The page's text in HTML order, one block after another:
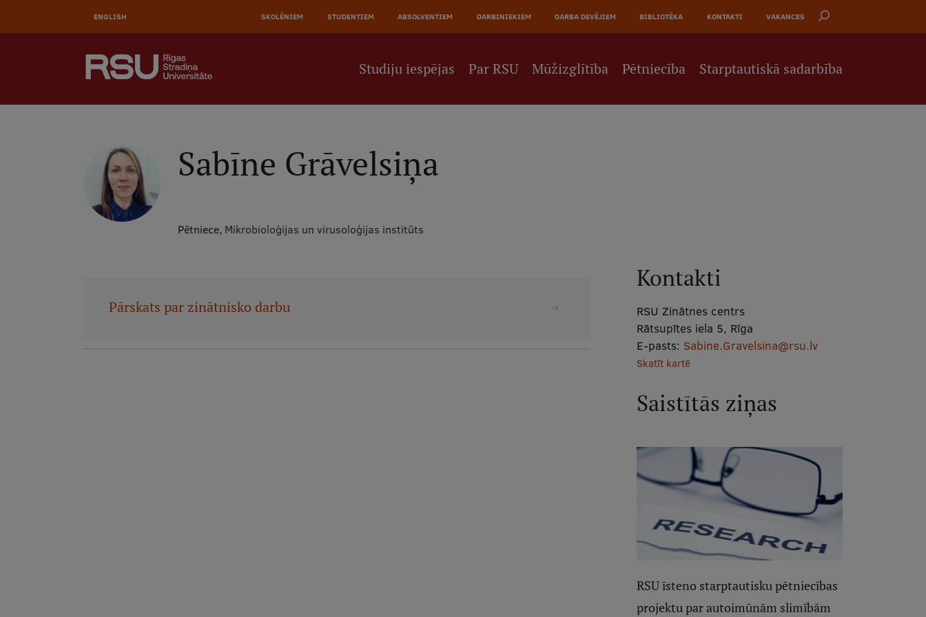
ENGLISH AUGŠĒJĀ
IZVĒLNE
SKOLĒNIEM STUDENTIEM ABSOLVENTIEM DARBINIEKIEM DARBA DEVĒJIEM BIBLIOTĒKA KONTAKTI VAKANCES
Studiju iespējas Par RSU Mūžizglītība Pētniecība Starptautiskā sadarbība
Sabīne Grāvelsiņa
Pētniece, Mikrobioloģijas un virusoloģijas institūts
Pārskats par zinātnisko darbu
Kontakti
RSU Zinātnes centrs
Rātsupītes iela 5, Rīga
E-pasts: Sabine.Gravelsina@rsu.lv
Skatīt kartē
Saistītās ziņas
RSU īsteno starptautisku pētniecības
projektu par autoimūnām slimībām